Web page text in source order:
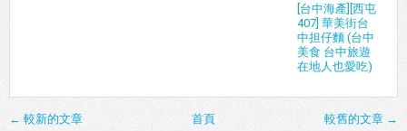
[台中海產][西屯
407] 華美街台
中担仔麵 (台中
美食 台中旅遊
在地人也愛吃)
← 較新的文章 較舊的文章 →
首頁